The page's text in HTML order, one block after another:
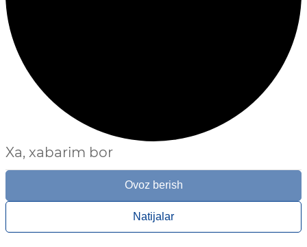
Xa, xabarim bor
Ovoz berish
Natijalar